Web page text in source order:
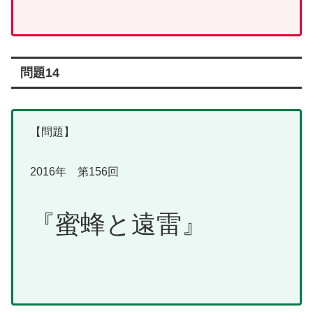
問題14
【問題】
2016年 第156回
『蜜蜂と遠雷』